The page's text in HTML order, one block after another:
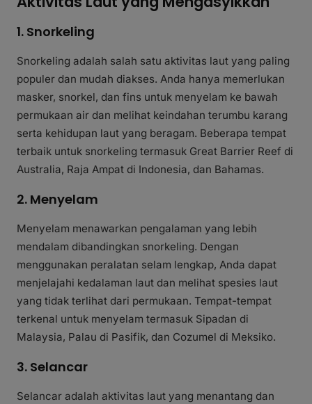
1. Snorkeling
Snorkeling adalah salah satu aktivitas laut yang paling
populer dan mudah diakses. Anda hanya memerlukan
masker, snorkel, dan fins untuk menyelam ke bawah
permukaan air dan melihat keindahan terumbu karang
serta kehidupan laut yang beragam. Beberapa tempat
terbaik untuk snorkeling termasuk Great Barrier Reef di
Australia, Raja Ampat di Indonesia, dan Bahamas.
2. Menyelam
Menyelam menawarkan pengalaman yang lebih
mendalam dibandingkan snorkeling. Dengan
menggunakan peralatan selam lengkap, Anda dapat
menjelajahi kedalaman laut dan melihat spesies laut
yang tidak terlihat dari permukaan. Tempat-tempat
terkenal untuk menyelam termasuk Sipadan di
Malaysia, Palau di Pasifik, dan Cozumel di Meksiko.
3. Selancar
Selancar adalah aktivitas laut yang menantang dan